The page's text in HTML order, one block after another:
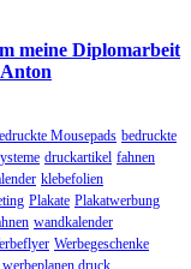
meine Diplomarbeit
Mousepads bedruckte
druckartikel fahnen
klebefolien
Plakate Plakatwerbung
wandkalender
Werbegeschenke